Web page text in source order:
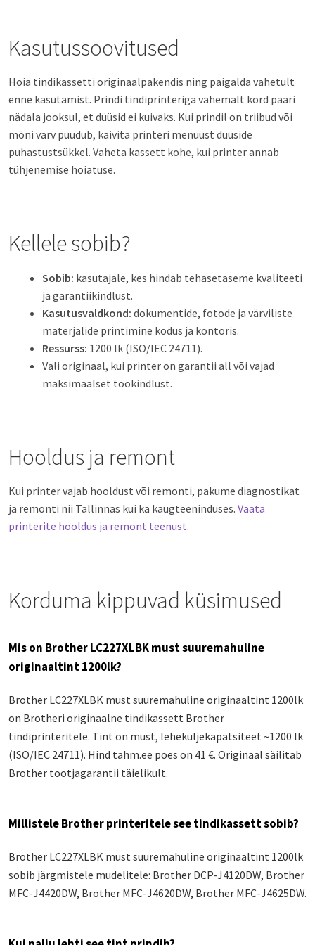
Kasutussoovitused
Hoia tindikassetti originaalpakendis ning paigalda vahetult
enne kasutamist. Prindi tindiprinteriga vähemalt kord paari
nädala jooksul, et düüsid ei kuivaks. Kui prindil on triibud või
mõni värv puudub, käivita printeri menüüst düüside
puhastustsükkel. Vaheta kassett kohe, kui printer annab
tühjenemise hoiatuse.
Kellele sobib?
Sobib: kasutajale, kes hindab tehasetaseme kvaliteeti
ja garantiikindlust.
Kasutusvaldkond: dokumentide, fotode ja värviliste
materjalide printimine kodus ja kontoris.
Ressurss: 1200 lk (ISO/IEC 24711).
Vali originaal, kui printer on garantii all või vajad
maksimaalset töökindlust.
Hooldus ja remont
Kui printer vajab hooldust või remonti, pakume diagnostikat
ja remonti nii Tallinnas kui ka kaugteeninduses. Vaata
printerite hooldus ja remont teenust.
Korduma kippuvad küsimused
Mis on Brother LC227XLBK must suuremahuline
originaaltint 1200lk?
Brother LC227XLBK must suuremahuline originaaltint 1200lk
on Brotheri originaalne tindikassett Brother
tindiprinteritele. Tint on must, leheküljekapatsiteet ~1200 lk
(ISO/IEC 24711). Hind tahm.ee poes on 41 €. Originaal säilitab
Brother tootjagarantii täielikult.
Millistele Brother printeritele see tindikassett sobib?
Brother LC227XLBK must suuremahuline originaaltint 1200lk
sobib järgmistele mudelitele: Brother DCP-J4120DW, Brother
MFC-J4420DW, Brother MFC-J4620DW, Brother MFC-J4625DW.